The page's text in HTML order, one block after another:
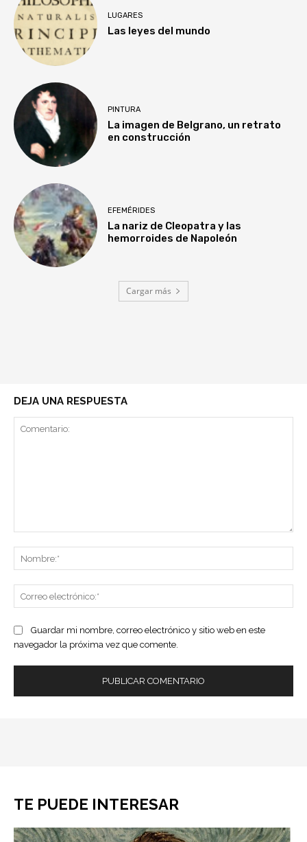
LUGARES
Las leyes del mundo
PINTURA
La imagen de Belgrano, un retrato
en construcción
EFEMÉRIDES
La nariz de Cleopatra y las
hemorroides de Napoleón
Cargar más
DEJA UNA RESPUESTA
Guardar mi nombre, correo electrónico y sitio web en este
navegador la próxima vez que comente.
TE PUEDE INTERESAR